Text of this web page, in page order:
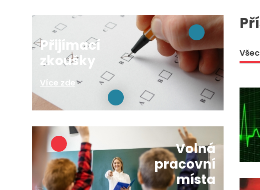
Přijímací
zkoušky
Více zde
Volná
pracovní
místa